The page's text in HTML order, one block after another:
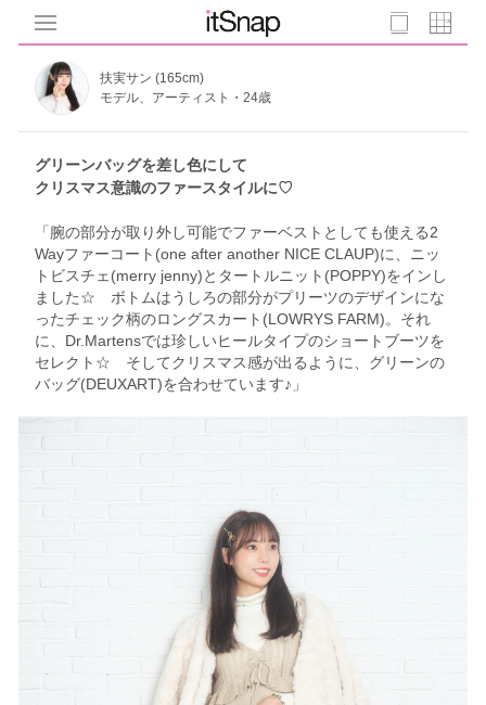
扶実サン (165cm)
モデル、アーティスト・24歳
グリーンバッグを差し色にして
クリスマス意識のファースタイルに♡
「腕の部分が取り外し可能でファーベストとしても使える2
Wayファーコート(one after another NICE CLAUP)に、ニッ
トビスチェ(merry jenny)とタートルニット(POPPY)をインし
ました☆ ボトムはうしろの部分がプリーツのデザインにな
ったチェック柄のロングスカート(LOWRYS FARM)。それ
に、Dr.Martensでは珍しいヒールタイプのショートブーツを
セレクト☆ そしてクリスマス感が出るように、グリーンの
バッグ(DEUXART)を合わせています♪」